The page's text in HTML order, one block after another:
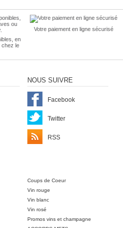
en
le
Votre paiement en ligne sécurisé
NOUS SUIVRE
Facebook
Twitter
RSS
Coups de Coeur
Vin rouge
Vin blanc
Vin rosé
Promos vins et champagne